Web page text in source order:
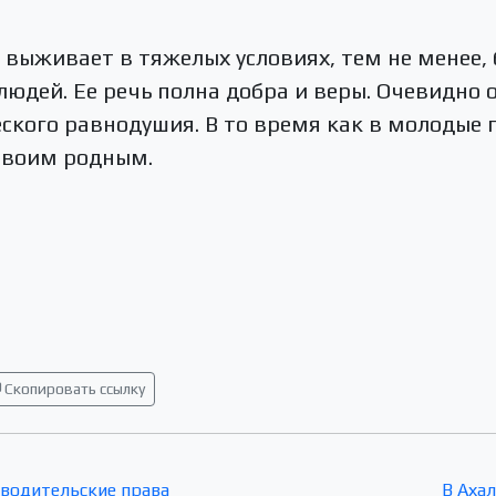
в тяжелых условиях, тем не менее,
Ее речь полна добра и веры. Очевидно
равнодушия. В то время как в молодые
родным.
Скопировать ссылку
права В